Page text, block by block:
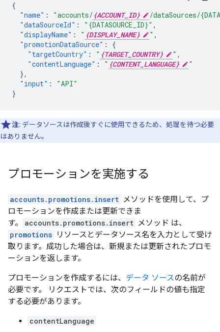
{
"name" : "accounts/ {ACCOUNT_ID}
/dataSources/
"dataSourceId" : "{DATASOURCE_ID}" ,
"displayName" : " {DISPLAY_NAME} " ,
"promotionDataSource" :
{
"targetCountry" : " {TARGET_COUNTRY} " ,
"contentLanguage" : " {CONTENT_LANGUAGE}
"
},
"input" :
"API"
}
注: データソースは作成後すぐに使用できるため、処理を待つ必要
はありません。
プロモーションを実施する
accounts.promotions.insert メソッドを使用して、プ
ロモーションを作成または更新できま
す。
accounts.promotions.insert メソッド は、
promotions リソースとデータソース名を入力として受け
取ります。成功した場合は、新規または更新されたプロモ
ーションを返します。
プロモーションを作成するには、 データ ソースの名前が
必要です。 リクエストでは、次のフィールドの値も指定
する必要があります。
contentLanguage